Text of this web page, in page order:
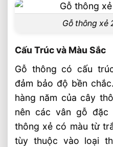
Cung Cấp Gỗ
2026™ Giá Tốt
Kép Chuyên Dụng
Gỗ Maple Cho
Toàn Quốc
Gỗ Thông Mỹ
SHT Việt Nam
Giá Gỗ
SHT™
Gỗ thông
Cấu Trúc và Màu Sắc
Gỗ thông có cấu
đảm bảo độ bền
hàng năm của cây
nên các vân gỗ
thông xẻ có màu từ
tùy thuộc vào loại